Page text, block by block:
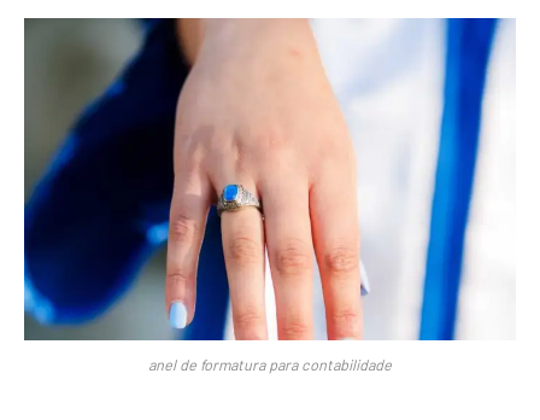
anel de formatura para contabilidade